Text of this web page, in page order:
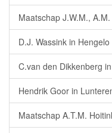
Maatschap J.W.M.,
D.J. Wassink in Hengelo
C.van den Dikkenberg
Hendrik Goor in
Maatschap A.T.M.